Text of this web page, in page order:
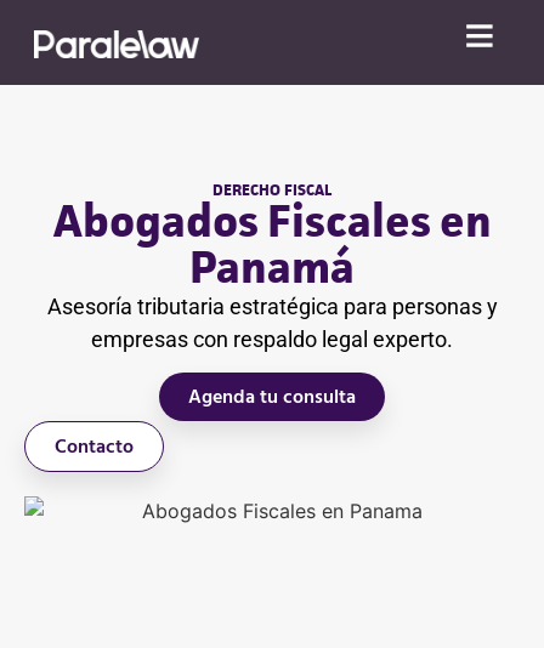
DERECHO FISCAL
Abogados Fiscales en
Panamá
Asesoría tributaria estratégica para personas y
empresas con respaldo legal experto.
Agenda tu consulta
Contacto